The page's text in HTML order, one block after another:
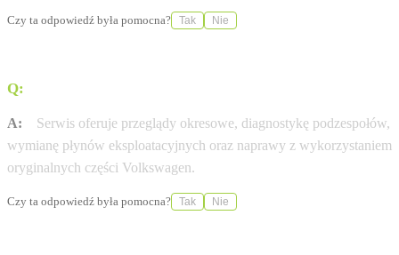
Czy ta odpowiedź była pomocna? Tak Nie
Q:
A:
Serwis oferuje przeglądy okresowe, diagnostykę podzespołów,
wymianę płynów eksploatacyjnych oraz naprawy z wykorzystaniem
oryginalnych części Volkswagen.
Czy ta odpowiedź była pomocna? Tak Nie